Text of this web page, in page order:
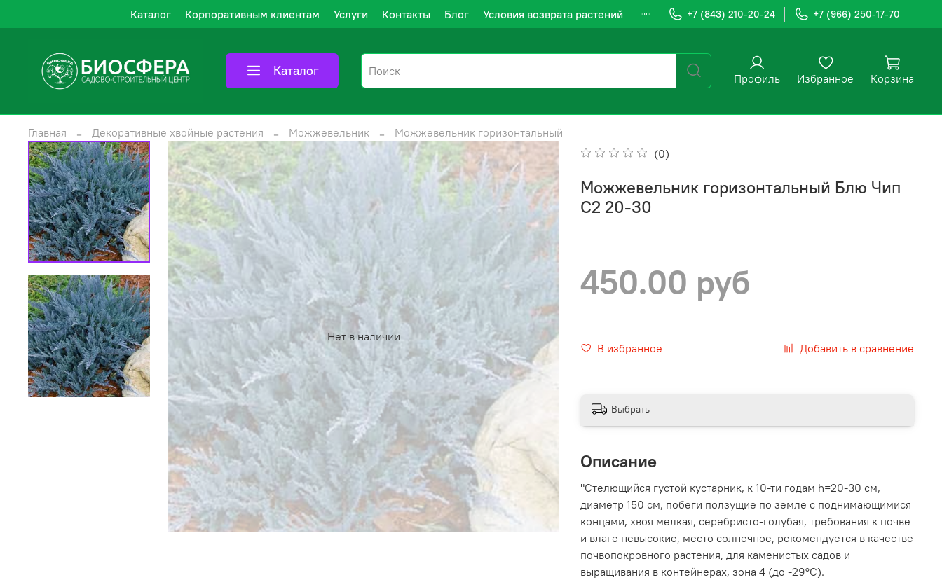
Каталог Корпоративным клиентам Услуги Контакты Блог Условия возврата растений +7 (843) 210-20-24 +7 (966) 250-17-70
Каталог Профиль Избранное Корзина
Главная Декоративные хвойные растения Можжевельник Можжевельник горизонтальный
Нет в наличии
(0)
Можжевельник горизонтальный Блю Чип
C2 20-30
450.00 руб
В избранное Добавить в сравнение
Выбрать
Описание
"Cтелющийся густой кустарник, к 10-ти годам h=20-30 см,
диаметр 150 см, побеги ползущие по земле с поднимающимися
концами, хвоя мелкая, серебристо-голубая, требования к почве
и влаге невысокие, место солнечное, рекомендуется в качестве
почвопокровного растения, для каменистых садов и
выращивания в контейнерах, зона 4 (до -29°С).